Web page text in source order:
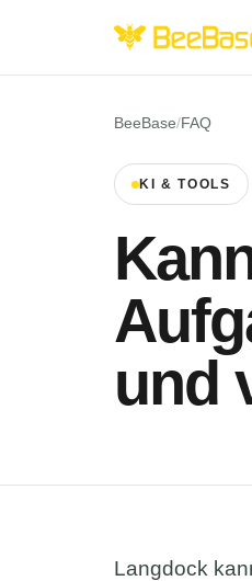
BeeBase/FAQ
KI & TOOLS
und
Langdock